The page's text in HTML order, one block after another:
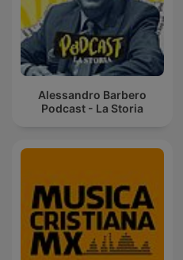
Alessandro Barbero
Podcast - La Storia